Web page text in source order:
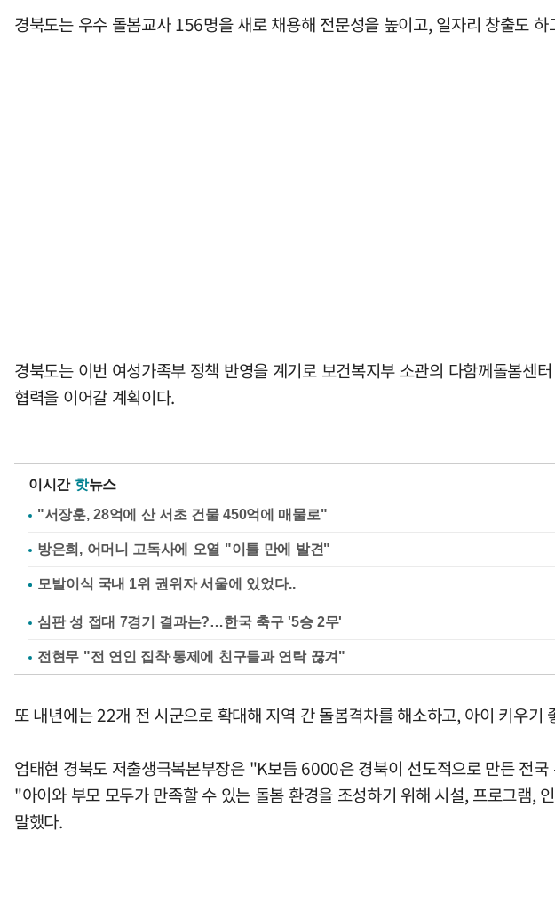
경북도는 우수 돌봄교사 156명을 새로 채용해 전문성을 높이고, 일자리 창출도 하
경북도는 이번 여성가족부 정책 반영을 계기로 보건복지부 소관의 다함께돌봄
협력을 이어갈 계획이다.
이시간 핫뉴스
"서장훈, 28억에 산 서초 건물 450억에 매물로"
방은희, 어머니 고독사에 오열 "이틀 만에 발견"
심판 성 접대 7경기 결과는?…한국 축구 '5승 2무'
전현무 "전 연인 집착·통제에 친구들과 연락 끊겨"
또 내년에는 22개 전 시군으로 확대해 지역 간 돌봄격차를 해소하고, 아이 키우기
엄태현 경북도 저출생극복본부장은 "K보듬 6000은 경북이 선도적으로 만든 전
"아이와 부모 모두가 만족할 수 있는 돌봄 환경을 조성하기 위해 시설, 프로그램,
말했다.